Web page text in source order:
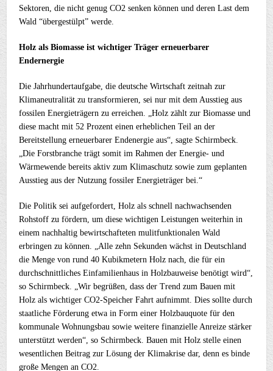
Sektoren, die nicht genug CO2 senken können und deren Last dem
Wald “übergestülpt” werde.
Holz als Biomasse ist wichtiger Träger erneuerbarer
Endernergie
Die Jahrhundertaufgabe, die deutsche Wirtschaft zeitnah zur
Klimaneutralität zu transformieren, sei nur mit dem Ausstieg aus
fossilen Energieträgern zu erreichen. „Holz zählt zur Biomasse und
diese macht mit 52 Prozent einen erheblichen Teil an der
Bereitstellung erneuerbarer Endenergie aus“, sagte Schirmbeck.
„Die Forstbranche trägt somit im Rahmen der Energie- und
Wärmewende bereits aktiv zum Klimaschutz sowie zum geplanten
Ausstieg aus der Nutzung fossiler Energieträger bei.“
Die Politik sei aufgefordert, Holz als schnell nachwachsenden
Rohstoff zu fördern, um diese wichtigen Leistungen weiterhin in
einem nachhaltig bewirtschafteten mulitfunktionalen Wald
erbringen zu können. „Alle zehn Sekunden wächst in Deutschland
die Menge von rund 40 Kubikmetern Holz nach, die für ein
durchschnittliches Einfamilienhaus in Holzbauweise benötigt wird“,
so Schirmbeck. „Wir begrüßen, dass der Trend zum Bauen mit
Holz als wichtiger CO2-Speicher Fahrt aufnimmt. Dies sollte durch
staatliche Förderung etwa in Form einer Holzbauquote für den
kommunale Wohnungsbau sowie weitere finanzielle Anreize stärker
unterstützt werden“, so Schirmbeck. Bauen mit Holz stelle einen
wesentlichen Beitrag zur Lösung der Klimakrise dar, denn es binde
große Mengen an CO2.